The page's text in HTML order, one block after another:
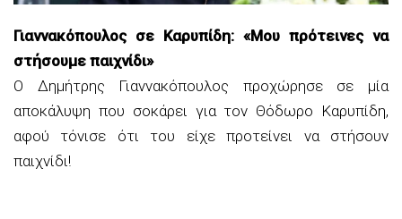
Γιαννακόπουλος σε Καρυπίδη: «Μου πρότεινες να
στήσουμε παιχνίδι»
Ο Δημήτρης Γιαννακόπουλος προχώρησε σε μία
αποκάλυψη που σοκάρει για τον Θόδωρο Καρυπίδη,
αφού τόνισε ότι του είχε προτείνει να στήσουν
παιχνίδι!